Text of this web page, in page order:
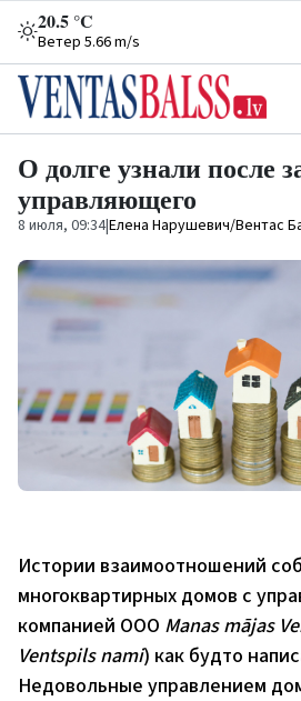
20.5 °C
Ветер 5.66 m/s
О долге узнали после
управляющего
8 июля, 09:34|Елена Нарушевич/Вентас
Истории взаимоотношений
многоквартирных домов с
компанией ООО Manas mājas
Ventspils nami) как будто
Недовольные управлением